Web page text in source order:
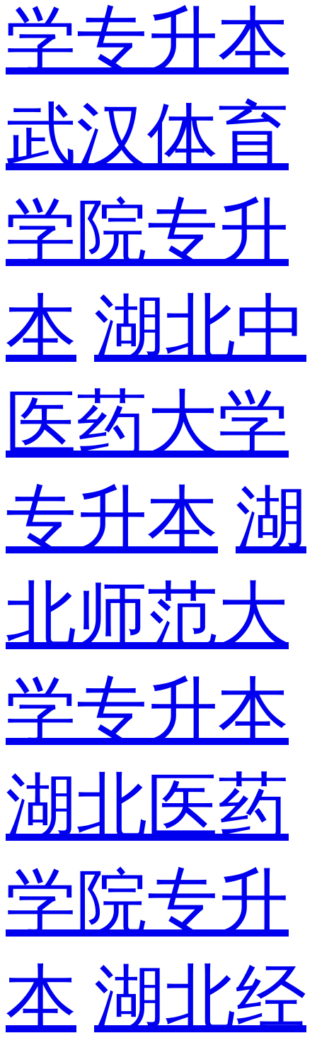
学专升本
武汉体育
学院专升
本 湖北中
医药大学
专升本 湖
北师范大
学专升本
湖北医药
学院专升
本 湖北经